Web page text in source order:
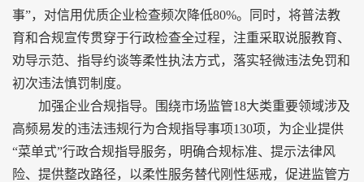
事”，对信用优质企业检查频次降低80%。同时，将普法教
育和合规宣传贯穿于行政检查全过程，注重采取说服教育、
劝导示范、指导约谈等柔性执法方式，落实轻微违法免罚和
初次违法慎罚制度。
加强企业合规指导。围绕市场监管18大类重要领域涉及
高频易发的违法违规行为合规指导事项130项，为企业提供
“菜单式”行政合规指导服务，明确合规标准、提示法律风
险、提供整改路径，以柔性服务替代刚性惩戒，促进监管方